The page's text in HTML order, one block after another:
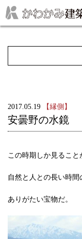
2017.05.19 【縁側】
安曇野の水鏡
この時期しか見ること
自然と人との長い時間
ありがたい宝物だ。